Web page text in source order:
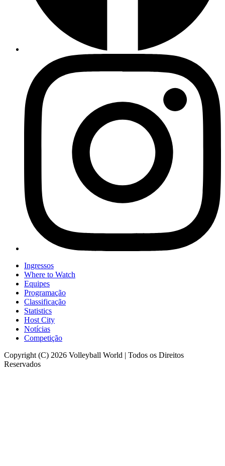
Ingressos
Where to Watch
Equipes
Programação
Classificação
Statistics
Host City
Notícias
Competição
Copyright (C) 2026 Volleyball World | Todos os Direitos
Reservados